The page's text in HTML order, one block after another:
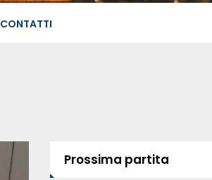
CONTATTI
Prossima partita